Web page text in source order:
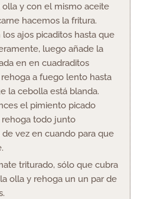
olla y con el mismo aceite
hacemos la fritura.
los ajos picaditos hasta que
luego añade la
en en cuadraditos
a fuego lento hasta
la cebolla está blanda.
el pimiento picado
todo junto
vez en cuando para que
triturado, sólo que cubra
olla y rehoga un un par de